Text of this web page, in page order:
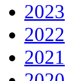
2023
2022
2021